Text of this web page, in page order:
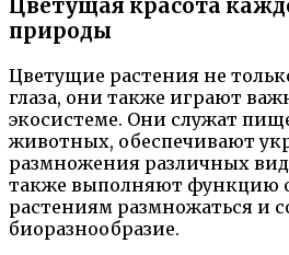
Цветущая красота
природы
Цветущие растения не
глаза, они также играют
экосистеме. Они служат
животных, обеспечивают
размножения различных
также выполняют функцию
растениям размножаться и
биоразнообразие.